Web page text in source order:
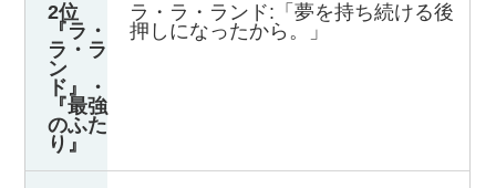
2位
『ラ・
ラ・ラ
ン
ド』・
『最強
のふた
り』
ラ・ラ・ランド:「夢を持ち続ける後
押しになったから。」